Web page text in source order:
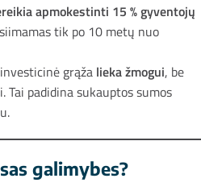
apmokestinti 15 % gyventojų
tik po 10 metų nuo
grąža lieka žmogui, be
Tai padidina sukauptos sumos
galimybes?